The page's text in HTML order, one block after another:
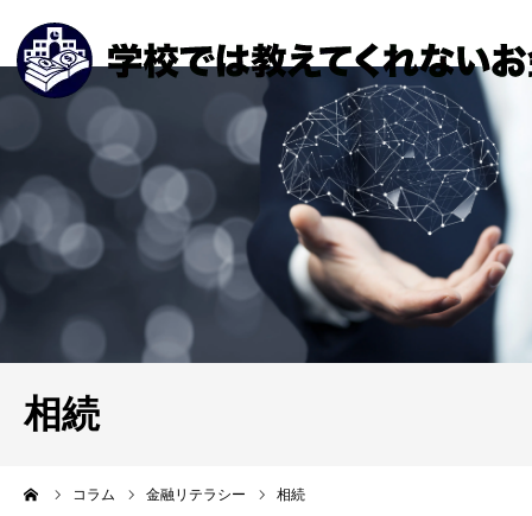
相続
コラム 金融リテラシー 相続